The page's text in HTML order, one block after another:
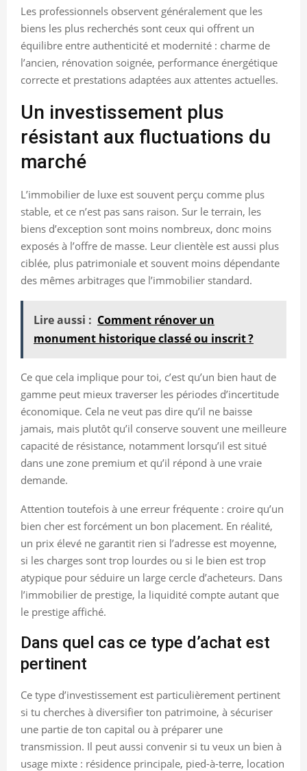
Les professionnels observent généralement que les
biens les plus recherchés sont ceux qui offrent un
équilibre entre authenticité et modernité : charme de
l’ancien, rénovation soignée, performance énergétique
correcte et prestations adaptées aux attentes actuelles.
Un investissement plus
résistant aux fluctuations du
marché
L’immobilier de luxe est souvent perçu comme plus
stable, et ce n’est pas sans raison. Sur le terrain, les
biens d’exception sont moins nombreux, donc moins
exposés à l’offre de masse. Leur clientèle est aussi plus
ciblée, plus patrimoniale et souvent moins dépendante
des mêmes arbitrages que l’immobilier standard.
Lire aussi : Comment rénover un
monument historique classé ou inscrit ?
Ce que cela implique pour toi, c’est qu’un bien haut de
gamme peut mieux traverser les périodes d’incertitude
économique. Cela ne veut pas dire qu’il ne baisse
jamais, mais plutôt qu’il conserve souvent une meilleure
capacité de résistance, notamment lorsqu’il est situé
dans une zone premium et qu’il répond à une vraie
demande.
Attention toutefois à une erreur fréquente : croire qu’un
bien cher est forcément un bon placement. En réalité,
un prix élevé ne garantit rien si l’adresse est moyenne,
si les charges sont trop lourdes ou si le bien est trop
atypique pour séduire un large cercle d’acheteurs. Dans
l’immobilier de prestige, la liquidité compte autant que
le prestige affiché.
Dans quel cas ce type d’achat est
pertinent
Ce type d’investissement est particulièrement pertinent
si tu cherches à diversifier ton patrimoine, à sécuriser
une partie de ton capital ou à préparer une
transmission. Il peut aussi convenir si tu veux un bien à
usage mixte : résidence principale, pied-à-terre, location